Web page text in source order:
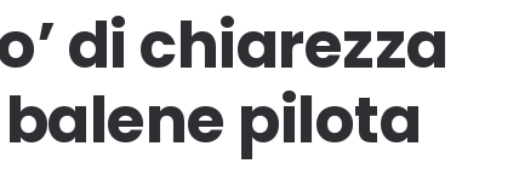
di chiarezza
pilota